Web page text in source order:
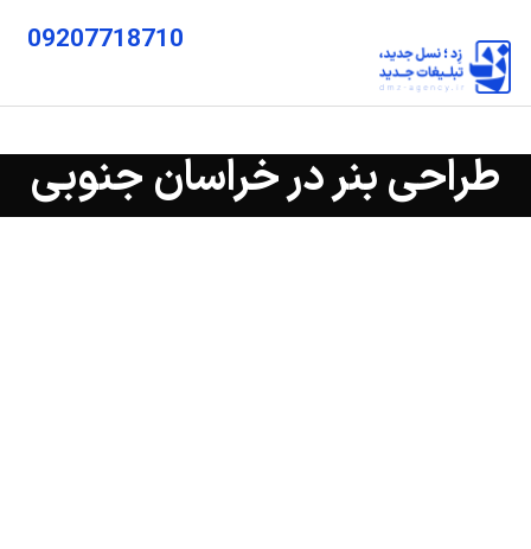
09207718710
طراحی بنر در خراسان جنوبی